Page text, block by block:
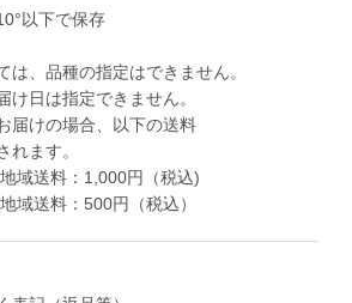
以下で保存
は、品種の指定はできません。
け日は指定できません。
届けの場合、以下の送料
れます。
域送料：1,000円（税込)
送料：500円（税込）